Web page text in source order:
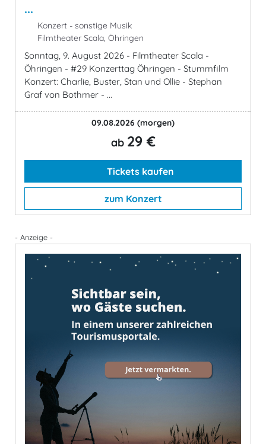
...
Konzert - sonstige Musik
Filmtheater Scala, Öhringen
Sonntag, 9. August 2026 - Filmtheater Scala -
Öhringen - #29 Konzerttag Öhringen - Stummfilm
Konzert: Charlie, Buster, Stan und Ollie - Stephan
Graf von Bothmer - ...
09.08.2026 (morgen)
ab 29 €
Tickets kaufen
zum Konzert
- Anzeige -